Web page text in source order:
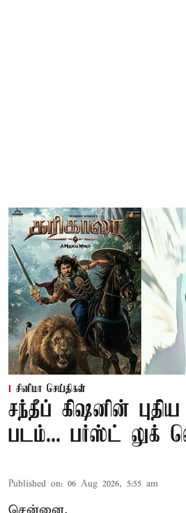
சினிமா செய்திகள்
சந்தீப் கிஷனின்
படம்... பர்ஸ்ட் லுக்
Published on: 06 Aug 2026, 5:55 am
சென்னை,